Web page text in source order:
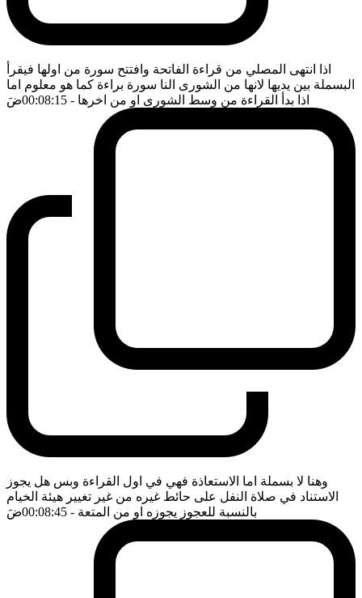
اذا انتهى المصلي من قراءة الفاتحة وافتتح سورة من اولها فيقرأ
البسملة بين يديها لانها من الشورى النا سورة براءة كما هو معلوم اما
اذا بدأ القراءة من وسط الشورى او من اخرها - 00:08:15 ضَ
وهنا لا بسملة اما الاستعاذة فهي في اول القراءة وبس هل يجوز
الاستناد في صلاة النفل على حائط غيره من غير تغيير هيئة الخيام
بالنسبة للعجوز يجوزه او من المتعة - 00:08:45 ضَ